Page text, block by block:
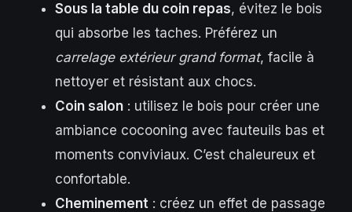
Sous la table du coin repas, évitez le bois
qui absorbe les taches. Préférez un
carrelage extérieur grand format, facile à
nettoyer et résistant aux chocs.
Coin salon : utilisez le bois pour créer une
ambiance cocooning avec fauteuils bas et
moments conviviaux. C’est chaleureux et
confortable.
Cheminement : créez un effet de passage